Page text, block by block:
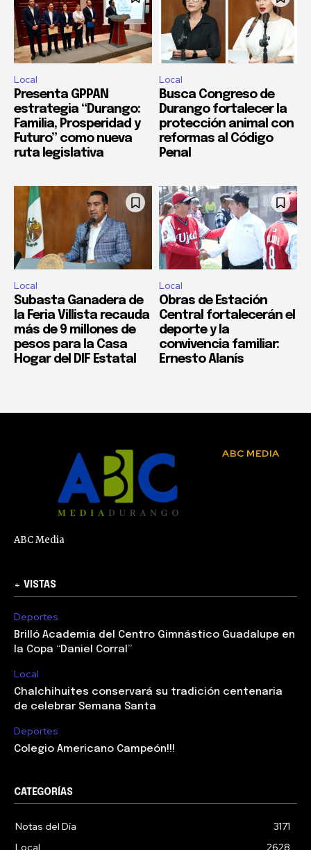
Local
Presenta GPPAN
estrategia “Durango:
Familia, Prosperidad y
Futuro” como nueva
ruta legislativa
Local
Busca Congreso de
Durango fortalecer la
protección animal con
reformas al Código
Penal
Local
Subasta Ganadera de
la Feria Villista recauda
más de 9 millones de
pesos para la Casa
Hogar del DIF Estatal
Local
Obras de Estación
Central fortalecerán el
deporte y la
convivencia familiar:
Ernesto Alanís
ABC MEDIA
ABC Media
+ VISTAS
Deportes
Brilló Academia del Centro Gimnástico Guadalupe en
la Copa “Daniel Corral”
Local
Chalchihuites conservará su tradición centenaria
de celebrar Semana Santa
Deportes
Colegio Americano Campeón!!!
CATEGORÍAS
Notas del Día
3171
Local
2628